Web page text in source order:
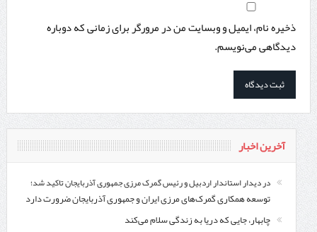
ذخیره نام، ایمیل و وبسایت من در مرورگر برای زمانی که دوباره
دیدگاهی می‌نویسم.
آخرین اخبار
در دیدار استاندار اردبیل و رئیس گمرک مرزی جمهوری آذربایجان تاکید شد؛
توسعه همکاری گمرک‌های مرزی ایران و جمهوری آذربایجان ضرورت دارد
چابهار، جایی که دریا به زندگی سلام می‌کند